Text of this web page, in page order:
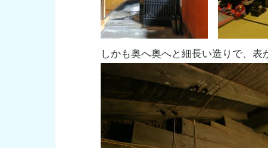
しかも奥へ奥へと細長い造りで、表